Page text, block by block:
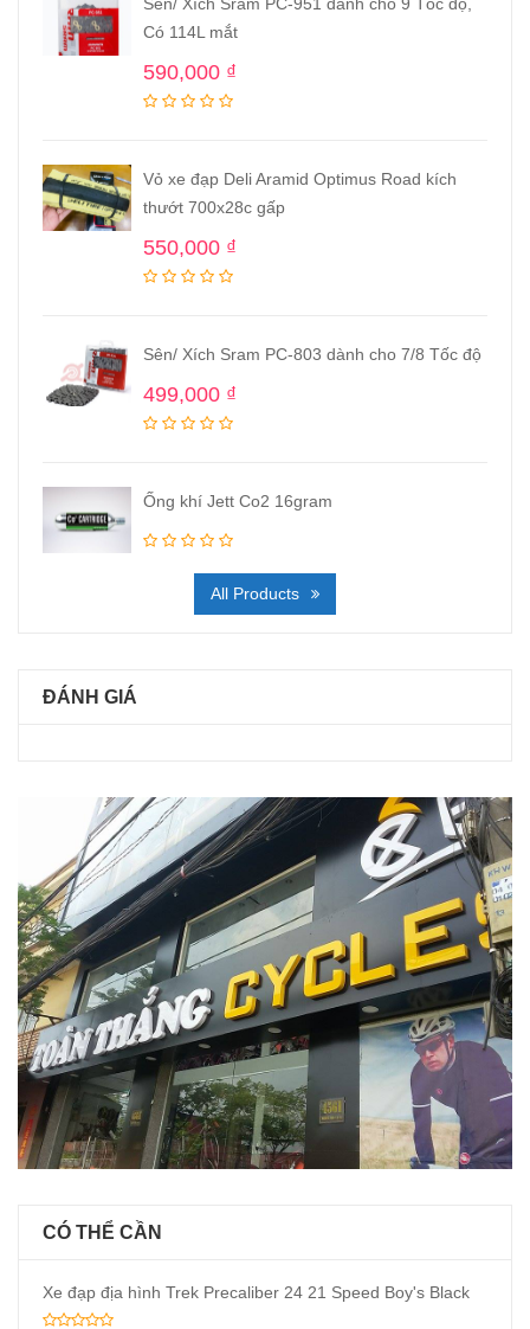
Có 114L mắt
590,000 ₫
Vỏ xe đạp Deli Aramid Optimus Road kích
thướt 700x28c gấp
550,000 ₫
Sên/ Xích Sram PC-803 dành cho 7/8 Tốc độ
499,000 ₫
Ống khí Jett Co2 16gram
All Products
ĐÁNH GIÁ
CÓ THỂ CẦN
Xe đạp địa hình Trek Precaliber 24 21 Speed Boy's Black